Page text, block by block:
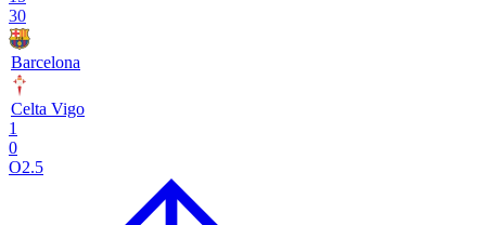
30
Barcelona
Celta Vigo
1
0
O2.5